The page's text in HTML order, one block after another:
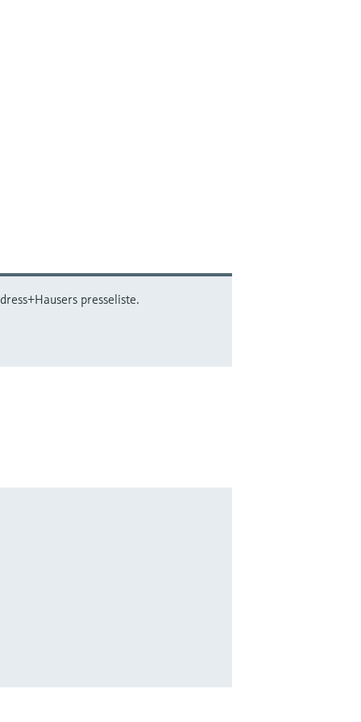
presseliste.